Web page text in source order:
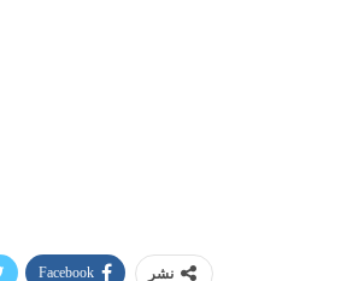
نشر Facebook